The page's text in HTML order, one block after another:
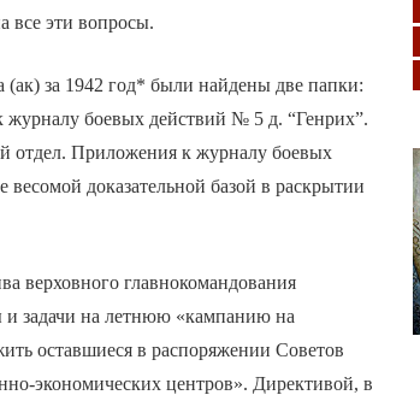
все эти вопросы.
(ак) за 1942 год* были найдены две папки:
боевых действий № 5 д. “Генрих”.
отдел. Приложения к журналу боевых
доказательной базой в раскрытии
верховного главнокомандования
задачи на летнюю «кампанию на
оставшиеся в распоряжении Советов
экономических центров». Директивой, в